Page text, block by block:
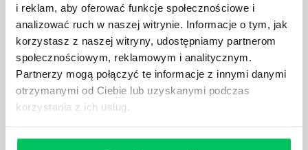
i reklam, aby oferować funkcje społecznościowe i
analizować ruch w naszej witrynie. Informacje o tym, jak
korzystasz z naszej witryny, udostępniamy partnerom
społecznościowym, reklamowym i analitycznym.
Partnerzy mogą połączyć te informacje z innymi danymi
otrzymanymi od Ciebie lub uzyskanymi podczas
korzystania z ich usług.
W związku z ogromnym rozwojem dzisiejszego
społeczeństwa wprowadzane jest coraz więcej reguł,
które mają za zadanie poprawić poszczególne
dziedziny gospodarki. Dzięki nim wszystkie firmy
będą zobowiązane przestrzegać zasad, których
wprowadzenie dąży do ujednolicenia jakości
produktów, które trafiają do klientów.